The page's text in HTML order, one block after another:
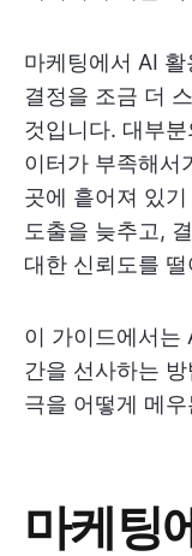
마케팅에서 AI
결정을 조금 더
것입니다. 대부
이터가 부족해서
곳에 흩어져 있
도출을 늦추고,
대한 신뢰도를
이 가이드에서는
간을 선사하는
극을 어떻게 메
마케팅